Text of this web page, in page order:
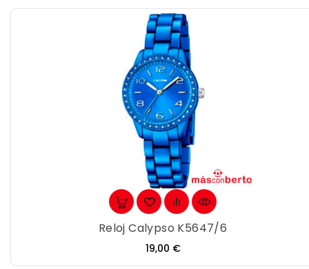
Reloj Calypso K5647/6
Precio
19,00 €